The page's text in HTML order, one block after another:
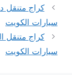
سيارات الكويت
سيارات الكويت